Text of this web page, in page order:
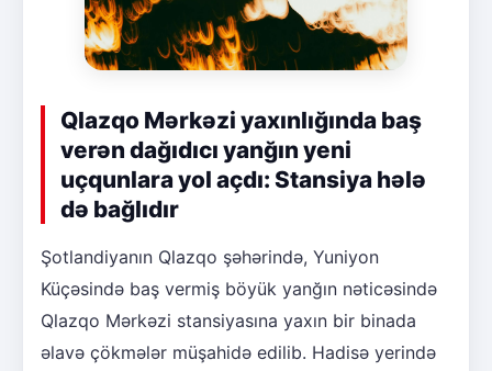
Qlazqo Mərkəzi yaxınlığında baş
verən dağıdıcı yanğın yeni
uçqunlara yol açdı: Stansiya hələ
də bağlıdır
Şotlandiyanın Qlazqo şəhərində, Yuniyon
Küçəsində baş vermiş böyük yanğın nəticəsində
Qlazqo Mərkəzi stansiyasına yaxın bir binada
əlavə çökmələr müşahidə edilib. Hadisə yerində